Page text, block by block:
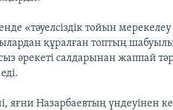
«тәуелсіздік тойын
құралған топтың
әрекеті салдарынан жаппай
яғни Назарбаевтың үндеуінен